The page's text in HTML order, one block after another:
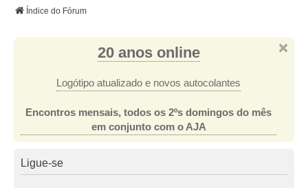
Índice do Fórum
20 anos online
Logótipo atualizado e novos autocolantes
Encontros mensais, todos os 2ºs domingos do mês
em conjunto com o AJA
Ligue-se